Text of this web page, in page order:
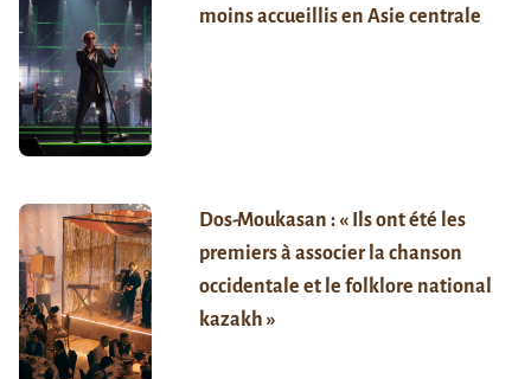
moins accueillis en Asie centrale
Dos-Moukasan : « Ils ont été les
premiers à associer la chanson
occidentale et le folklore national
kazakh »